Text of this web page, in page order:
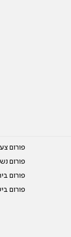
פורום
פורום
פורום
פורום